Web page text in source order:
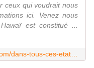
ceux qui voudrait nous
ici. Venez nous
est constitué ...